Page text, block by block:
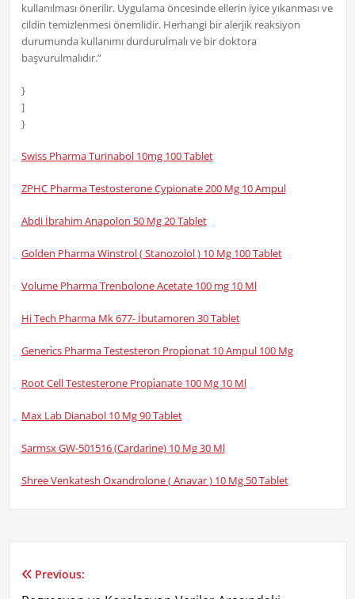
kullanılması önerilir. Uygulama öncesinde ellerin iyice yıkanması ve
cildin temizlenmesi önemlidir. Herhangi bir alerjik reaksiyon
durumunda kullanımı durdurulmalı ve bir doktora
başvurulmalıdır.”
}
]
}
Swiss Pharma Turinabol 10mg 100 Tablet
ZPHC Pharma Testosterone Cypionate 200 Mg 10 Ampul
Abdi İbrahim Anapolon 50 Mg 20 Tablet
Golden Pharma Winstrol ( Stanozolol ) 10 Mg 100 Tablet
Volume Pharma Trenbolone Acetate 100 mg 10 Ml
Hi Tech Pharma Mk 677- İbutamoren 30 Tablet
Generi̇cs Pharma Testesteron Propi̇onat 10 Ampul 100 Mg
Root Cell Testesterone Propi̇anate 100 Mg 10 Ml
Max Lab Dianabol 10 Mg 90 Tablet
Sarmsx GW-501516 (Cardarine) 10 Mg 30 Ml
Shree Venkatesh Oxandrolone ( Anavar ) 10 Mg 50 Tablet
Yazı
Previous: